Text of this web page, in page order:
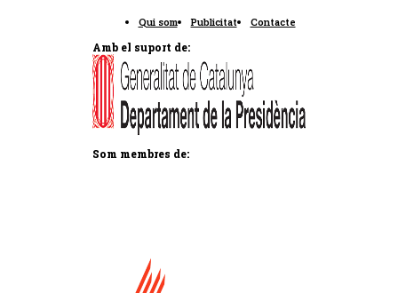
Qui som Publicitat Contacte
Amb el suport de:
Som membres de: